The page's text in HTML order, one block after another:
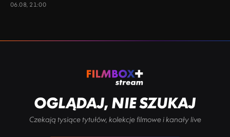
06.08, 21:00
OGLĄDAJ, NIE SZUKAJ
Czekają tysiące tytułów, kolekcje filmowe i kanały live